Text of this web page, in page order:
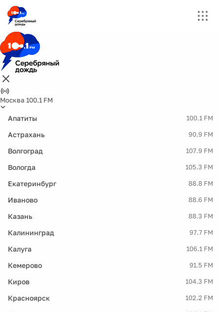
Москва 100.1 FM
Апатиты 100.1 FM
Астрахань 90.9 FM
Волгоград 107.9 FM
Вологда 105.3 FM
Екатеринбург 88.8 FM
Иваново 88.6 FM
Казань 88.3 FM
Калининград 97.7 FM
Калуга 106.1 FM
Кемерово 91.5 FM
Киров 104.3 FM
Красноярск 102.2 FM